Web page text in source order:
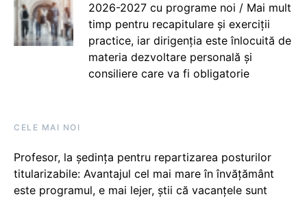
2026-2027 cu programe noi / Mai mult
timp pentru recapitulare și exerciții
practice, iar dirigenția este înlocuită de
materia dezvoltare personală și
consiliere care va fi obligatorie
CELE MAI NOI
Profesor, la ședința pentru repartizarea posturilor
titularizabile: Avantajul cel mai mare în învățământ
este programul, e mai lejer, știi că vacanțele sunt